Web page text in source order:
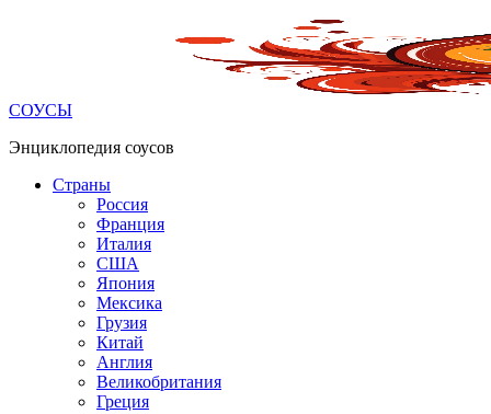
СОУСЫ
Энциклопедия соусов
Страны
Россия
Франция
Италия
США
Япония
Мексика
Грузия
Китай
Англия
Великобритания
Греция